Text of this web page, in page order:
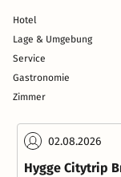
Hotel
Lage & Umgebung
Service
Gastronomie
Zimmer
02.08.2026
Hygge Citytrip